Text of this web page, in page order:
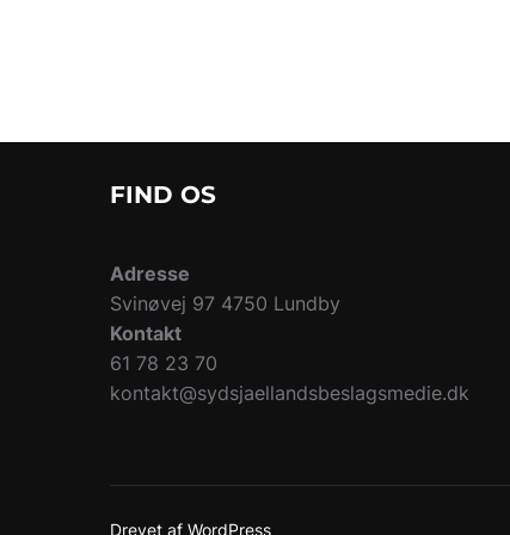
FIND OS
Adresse
Svinøvej 97 4750 Lundby
Kontakt
61 78 23 70
kontakt@sydsjaellandsbeslagsmedie.dk
Drevet af WordPress